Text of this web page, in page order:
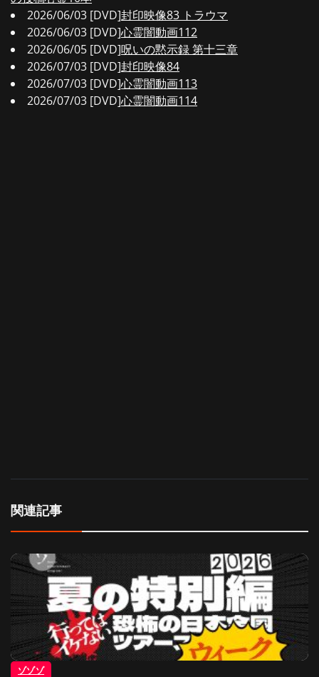
2026/06/03 [DVD]封印映像83 トラウマ
2026/06/03 [DVD]心霊闇動画112
2026/06/05 [DVD]呪いの黙示録 第十三章
2026/07/03 [DVD]封印映像84
2026/07/03 [DVD]心霊闇動画113
2026/07/03 [DVD]心霊闇動画114
関連記事
ゾゾゾ